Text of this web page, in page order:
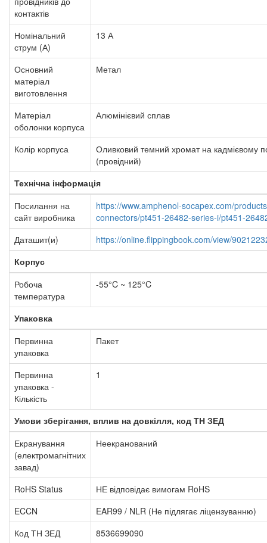
контактів
Номінальний
струм (А)
13 А
Основний
матеріал
виготовлення
Метал
Матеріал
оболонки корпуса
Алюмінієвий сплав
Колір корпуса Оливковий темний хромат на кадмієвому
(провідний)
Технічна інформація
Посилання на
сайт виробника
https://www.amphenol-socapex.com/
connectors/pt451-26482-series-i/pt451-
Даташит(и)
https://online.flippingbook.com/view/
Корпус
Робоча
температура
-55°C ~ 125°C
Упаковка
Первинна
упаковка
Пакет
Первинна
упаковка -
Кількість
1
Умови зберігання, вплив на довкілля, код ТН ЗЕД
Екранування
(електромагнітних
завад)
Неекранований
RoHS Status
НЕ відповідає вимогам RoHS
ECCN
EAR99 / NLR (Не підлягає ліцензуванню)
Код ТН ЗЕД
8536699090